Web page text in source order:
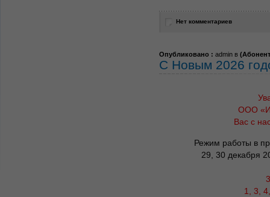
Нет комментариев
Опубликовано : admin в (
С Новым 2026
ООО
Вас с
Режим работы в
29, 30 декабря
1, 3,